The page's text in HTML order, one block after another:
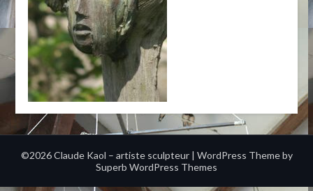
©2026 Claude Kaol – artiste sculpteur | WordPress Theme by
Superb WordPress Themes